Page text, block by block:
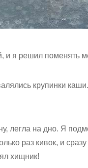
и я решил поменять
крупинки
легла на дно. Я
раз кивок, и
хищник!